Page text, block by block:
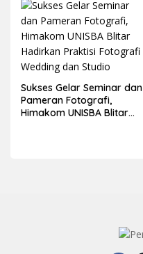
Sukses Gelar Seminar dan
Pameran Fotografi,
Himakom UNISBA Blitar